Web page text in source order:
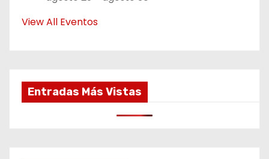
View All Eventos
Entradas Más Vistas